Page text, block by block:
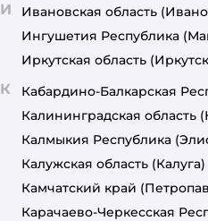
И Ивановская область
Ингушетия Республика
Иркутская область
К Кабардино-Балкарская
Калининградская область
Калмыкия Республика
Калужская область (Калуга)
Камчатский край
Карачаево-Черкесская